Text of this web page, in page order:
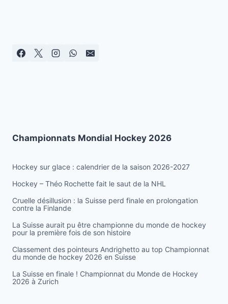
Championnats Mondial Hockey 2026
Hockey sur glace : calendrier de la saison 2026-2027
Hockey – Théo Rochette fait le saut de la NHL
Cruelle désillusion : la Suisse perd finale en prolongation
contre la Finlande
La Suisse aurait pu être championne du monde de hockey
pour la première fois de son histoire
Classement des pointeurs Andrighetto au top Championnat
du monde de hockey 2026 en Suisse
La Suisse en finale ! Championnat du Monde de Hockey
2026 à Zurich